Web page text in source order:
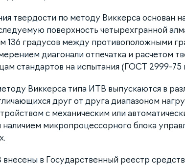
твердости по методу Виккерса основан
поверхность четырехгранной
136 градусов между противоположными
диагонали отпечатка и расчетом
стандартов на испытания (ГОСТ 2999-75
Виккерса типа ИТВ выпускаются в
друг от друга диапазоном
с механическим или
микропроцессорного блока
в Государственный реестр